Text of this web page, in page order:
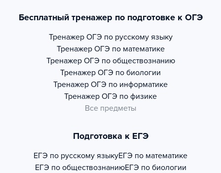
Бесплатный тренажер по подготовке к ОГЭ
Тренажер ОГЭ по русскому языку
Тренажер ОГЭ по математике
Тренажер ОГЭ по обществознанию
Тренажер ОГЭ по биологии
Тренажер ОГЭ по информатике
Тренажер ОГЭ по физике
Все предметы
Подготовка к ЕГЭ
ЕГЭ по русскому языкуЕГЭ по математике
ЕГЭ по обществознаниюЕГЭ по биологии